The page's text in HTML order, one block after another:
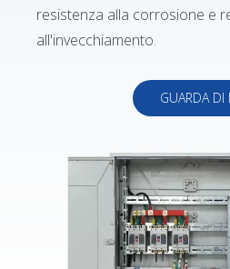
resistenza alla corrosione e
all'invecchiamento.
GUARDA DI